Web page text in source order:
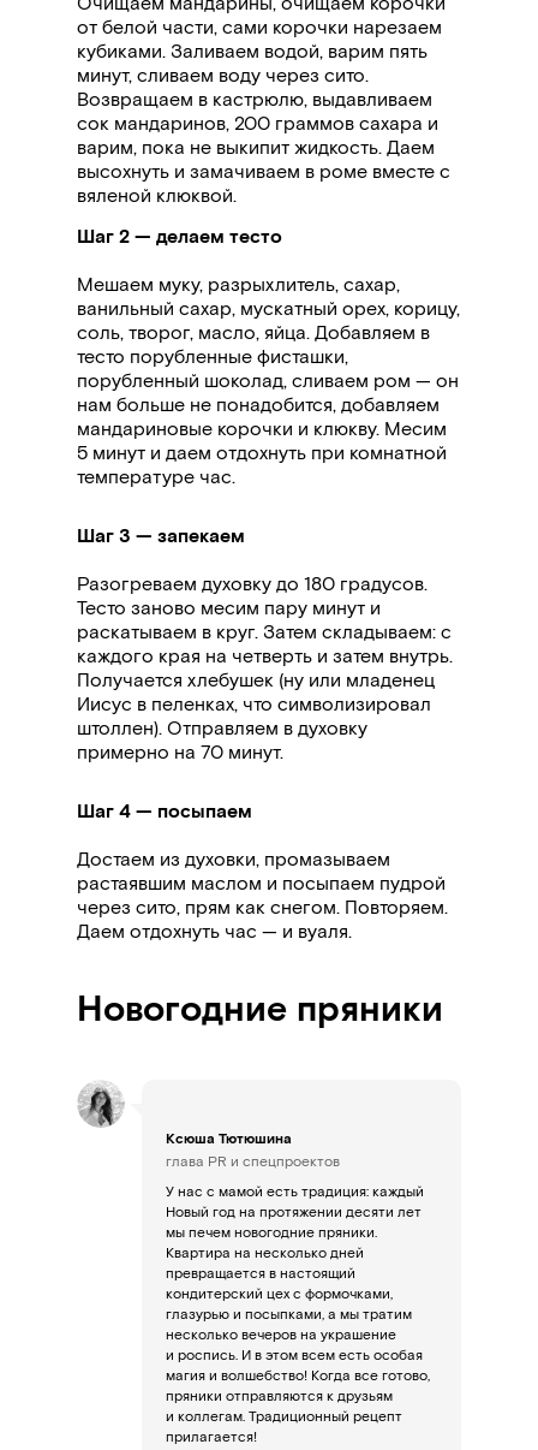
от белой части, сами корочки нарезаем
кубиками. Заливаем водой, варим пять
минут, сливаем воду через сито.
Возвращаем в кастрюлю, выдавливаем
сок мандаринов, 200 граммов сахара и
варим, пока не выкипит жидкость. Даем
высохнуть и замачиваем в роме вместе с
вяленой клюквой.
Шаг 2 — делаем тесто
Мешаем муку, разрыхлитель, сахар,
ванильный сахар, мускатный орех, корицу,
соль, творог, масло, яйца. Добавляем в
тесто порубленные фисташки,
порубленный шоколад, сливаем ром — он
нам больше не понадобится, добавляем
мандариновые корочки и клюкву. Месим
5 минут и даем отдохнуть при комнатной
температуре час.
Шаг 3 — запекаем
Разогреваем духовку до 180 градусов.
Тесто заново месим пару минут и
раскатываем в круг. Затем складываем: с
каждого края на четверть и затем внутрь.
Получается хлебушек (ну или младенец
Иисус в пеленках, что символизировал
штоллен). Отправляем в духовку
примерно на 70 минут.
Шаг 4 — посыпаем
Достаем из духовки, промазываем
растаявшим маслом и посыпаем пудрой
через сито, прям как снегом. Повторяем.
Даем отдохнуть час — и вуаля.
Новогодние пряники
Ксюша Тютюшина
глава PR и спецпроектов
У нас с мамой есть традиция: каждый
Новый год на протяжении десяти лет
мы печем новогодние пряники.
Квартира на несколько дней
превращается в настоящий
кондитерский цех с формочками,
глазурью и посыпками, а мы тратим
несколько вечеров на украшение
и роспись. И в этом всем есть особая
магия и волшебство! Когда все готово,
пряники отправляются к друзьям
и коллегам. Традиционный рецепт
прилагается!